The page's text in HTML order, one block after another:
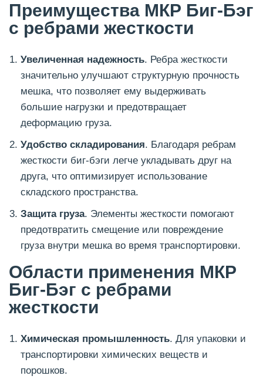
Преимущества МКР Биг-Бэг
с ребрами жесткости
Увеличенная надежность. Ребра жесткости
значительно улучшают структурную прочность
мешка, что позволяет ему выдерживать
большие нагрузки и предотвращает
деформацию груза.
Удобство складирования. Благодаря ребрам
жесткости биг-бэги легче укладывать друг на
друга, что оптимизирует использование
складского пространства.
Защита груза. Элементы жесткости помогают
предотвратить смещение или повреждение
груза внутри мешка во время транспортировки.
Области применения МКР
Биг-Бэг с ребрами
жесткости
Химическая промышленность. Для упаковки и
транспортировки химических веществ и
порошков.